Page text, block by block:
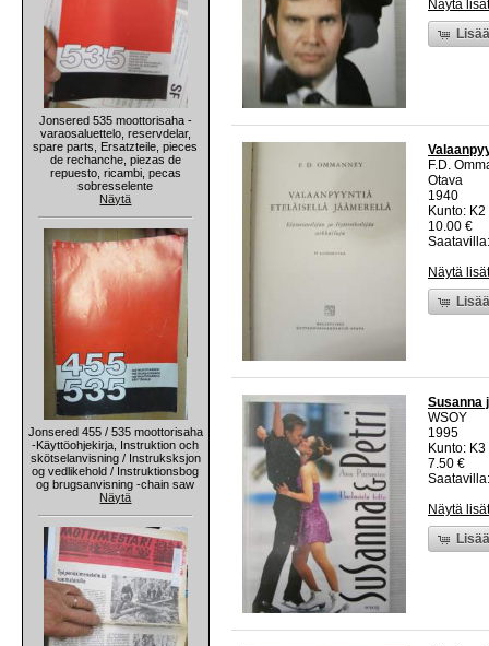
Jonsered 535 moottorisaha -
varaosaluettelo, reservdelar,
spare parts, Ersatzteile, pieces
de rechanche, piezas de
repuesto, ricambi, pecas
sobresselente
Näytä
Jonsered 455 / 535 moottorisaha
-Käyttöohjekirja, Instruktion och
skötselanvisning / Instruksksjon
og vedlikehold / Instruktionsbog
og brugsanvisning -chain saw
Näytä
Näytä
F.D.
Otava
1940
Kunto:
10.00 €
Näytä
Susanna
WSOY
1995
Kunto:
7.50 €
Näytä